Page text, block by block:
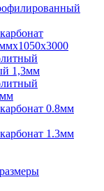
1,3мм
0.8мм
1.3мм